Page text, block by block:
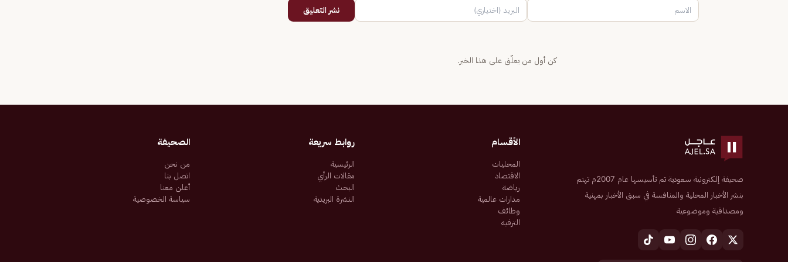
نشر التعليق
كن أول من يعلّق على هذا الخبر.
صحيفة إلكترونية سعودية تم تأسيسها عام 2007م تهتم
بنشر الأخبار المحلية والمنافسة في سبق الأخبار بمهنية
ومصداقية وموضوعية
الأقسام
المحليات
الاقتصاد
رياضة
مدارات عالمية
وظائف
الترفيه
روابط سريعة
الرئيسية
مقالات الرأي
البحث
النشرة البريدية
الصحيفة
من نحن
اتصل بنا
أعلن معنا
سياسة الخصوصية